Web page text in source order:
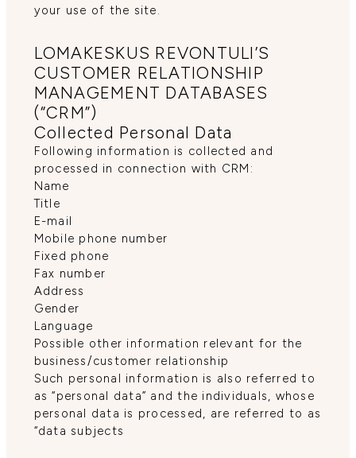
your use of the site.
LOMAKESKUS REVONTULI’S
CUSTOMER RELATIONSHIP
MANAGEMENT DATABASES
(“CRM”)
Collected Personal Data
Following information is collected and
processed in connection with CRM:
Name
Title
E-mail
Mobile phone number
Fixed phone
Fax number
Address
Gender
Language
Possible other information relevant for the
business/customer relationship
Such personal information is also referred to
as “personal data” and the individuals, whose
personal data is processed, are referred to as
“data subjects